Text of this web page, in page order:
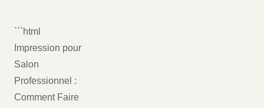
```html
Impression pour
Salon
Professionnel :
Comment Faire